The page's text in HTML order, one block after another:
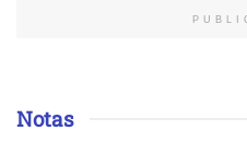
Notas